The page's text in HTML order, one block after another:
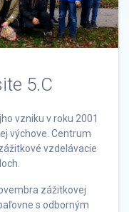
5.C
vzniku v roku 2001
výchove. Centrum
vzdelávacie
zážitkovej
s odborným